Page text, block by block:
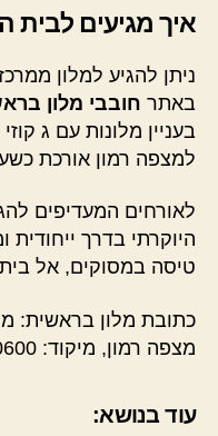
איך מגיעים לבית
ניתן להגיע למלון
באתר חובבי מלון
בעניין מלונות עם ג
למצפה רמון אורכת
לאורחים המעדיפים
היוקרתי בדרך
טיסה במסוקים, אל
מצפה רמון, מיקוד: 80600.
עוד בנושא: